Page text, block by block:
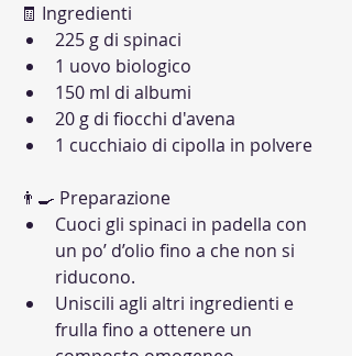
🧾 Ingredienti
225 g di spinaci
1 uovo biologico
150 ml di albumi
20 g di fiocchi d'avena
1 cucchiaio di cipolla in polvere
👨‍🍳 Preparazione
Cuoci gli spinaci in padella con
un po’ d’olio fino a che non si
riducono.
Uniscili agli altri ingredienti e
frulla fino a ottenere un